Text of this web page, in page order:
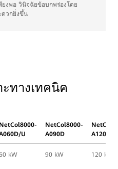
ยงพอ วินิจฉัยข้อบกพร่องโดย
ดวกยิ่งขึ้น
ทางเทคนิค
NetCol8000-
U
NetCol8000-
A090D
A120D
kW 90 kW 120 kW